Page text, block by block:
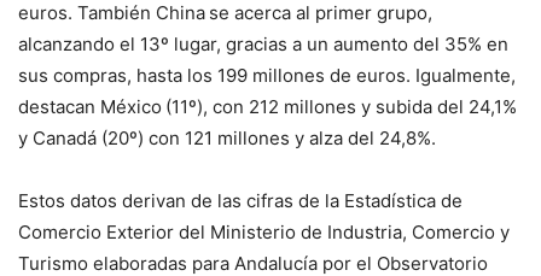
euros. También China se acerca al primer grupo,
alcanzando el 13º lugar, gracias a un aumento del 35% en
sus compras, hasta los 199 millones de euros. Igualmente,
destacan México (11º), con 212 millones y subida del 24,1%
y Canadá (20º) con 121 millones y alza del 24,8%.
Estos datos derivan de las cifras de la Estadística de
Comercio Exterior del Ministerio de Industria, Comercio y
Turismo elaboradas para Andalucía por el Observatorio